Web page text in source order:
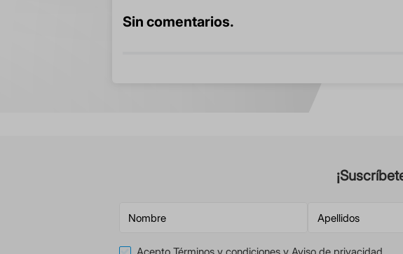
Sin comentarios.